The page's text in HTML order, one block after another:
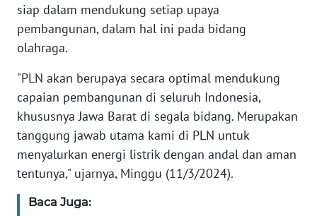
siap dalam mendukung setiap upaya
pembangunan, dalam hal ini pada bidang
olahraga.
"PLN akan berupaya secara optimal mendukung
capaian pembangunan di seluruh Indonesia,
khususnya Jawa Barat di segala bidang. Merupakan
tanggung jawab utama kami di PLN untuk
menyalurkan energi listrik dengan andal dan aman
tentunya," ujarnya, Minggu (11/3/2024).
Baca Juga:
WN
SUMUT
JAKARTA
WN
JABAR
WN